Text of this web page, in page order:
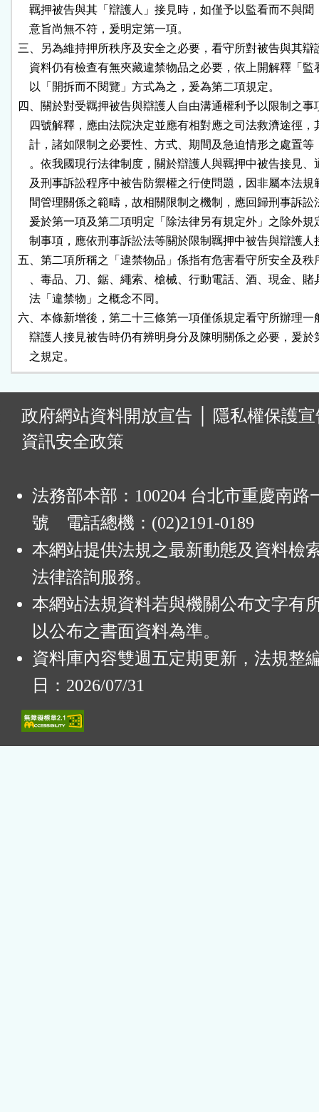
羈押被告與其「辯護人」接見時，如僅予以監看而不與
    意旨尚無不符，爰明定第一項。
三、另為維持押所秩序及安全之必要，看守所對被告與其
資料仍有檢查有無夾藏違禁物品之必要，依上開解釋「
    以「開拆而不閱覽」方式為之，爰為第二項規定。
四、關於對受羈押被告與辯護人自由溝通權利予以限制之
四號解釋，應由法院決定並應有相對應之司法救濟途徑
計，諸如限制之必要性、方式、期間及急迫情形之處置
。依我國現行法律制度，關於辯護人與羈押中被告接見
及刑事訴訟程序中被告防禦權之行使問題，因非屬本法
間管理關係之範疇，故相關限制之機制，應回歸刑事訴
爰於第一項及第二項明定「除法律另有規定外」之除外
制事項，應依刑事訴訟法等關於限制羈押中被告與辯護
五、第二項所稱之「違禁物品」係指有危害看守所安全及
、毒品、刀、鋸、繩索、槍械、行動電話、酒、現金、
    法「違禁物」之概念不同。
六、本條新增後，第二十三條第一項僅係規定看守所辦理
辯護人接見被告時仍有辨明身分及陳明關係之必要，爰
    之規定。
政府網站資料開放宣告
隱私權保護
資訊安全政策
法務部本部：100204 台北市重慶南路
號 電話總機：(02)2191-0189
本網站提供法規之最新動態及資料檢
法律諮詢服務。
本網站法規資料若與機關公布文字有
以公布之書面資料為準。
資料庫內容雙週五定期更新，法規整
日：2026/07/31